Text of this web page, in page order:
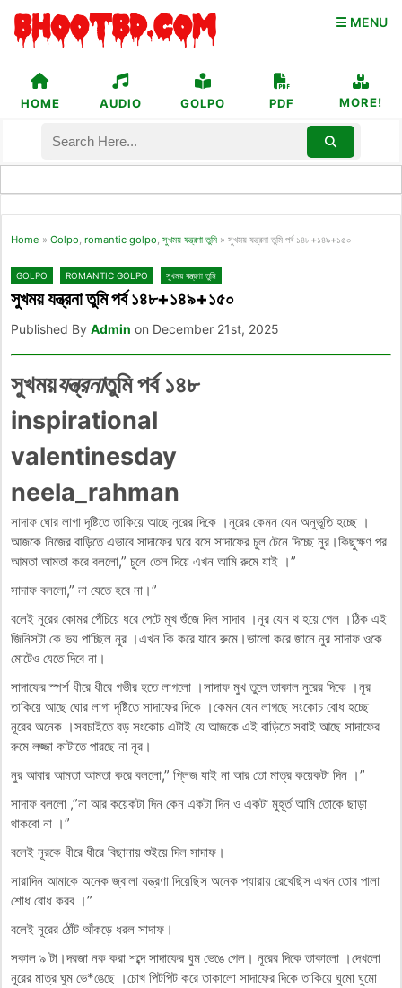
☰ MENU
HOME AUDIO GOLPO PDF MORE!
Home » Golpo, romantic golpo, সুখময় যন্ত্রণা তুমি » সুখময় যন্ত্রনা তুমি পর্ব ১৪৮+১৪৯+১৫০
GOLPO ROMANTIC GOLPO সুখময় যন্ত্রণা তুমি
সুখময় যন্ত্রনা তুমি পর্ব ১৪৮+১৪৯+১৫০
Published By Admin on December 21st, 2025
সুখময়যন্ত্রনাতুমি পর্ব ১৪৮
inspirational
valentinesday
neela_rahman
সাদাফ ঘোর লাগা দৃষ্টিতে তাকিয়ে আছে নূরের দিকে ।নুরের কেমন যেন অনুভূতি হচ্ছে ।
আজকে নিজের বাড়িতে এভাবে সাদাফের ঘরে বসে সাদাফের চুল টেনে দিচ্ছে নুর।কিছুক্ষণ পর
আমতা আমতা করে বললো,” চুলে তেল দিয়ে এখন আমি রুমে যাই ।”
সাদাফ বললো,” না যেতে হবে না।”
বলেই নূরের কোমর পেঁচিয়ে ধরে পেটে মুখ গুঁজে দিল সাদাব ।নূর যেন থ হয়ে গেল ।ঠিক এই
জিনিসটা কে ভয় পাচ্ছিল নুর ।এখন কি করে যাবে রুমে।ভালো করে জানে নুর সাদাফ ওকে
মোটেও যেতে দিবে না।
সাদাফের স্পর্শ ধীরে ধীরে গভীর হতে লাগলো ।সাদাফ মুখ তুলে তাকাল নুরের দিকে ।নূর
তাকিয়ে আছে ঘোর লাগা দৃষ্টিতে সাদাফের দিকে ।কেমন যেন লাগছে সংকোচ বোধ হচ্ছে
নূরের অনেক ।সবচাইতে বড় সংকোচ এটাই যে আজকে এই বাড়িতে সবাই আছে সাদাফের
রুমে লজ্জা কাটাতে পারছে না নূর।
নুর আবার আমতা আমতা করে বললো,” প্লিজ যাই না আর তো মাত্র কয়েকটা দিন ।”
সাদাফ বললো ,”না আর কয়েকটা দিন কেন একটা দিন ও একটা মুহূর্ত আমি তোকে ছাড়া
থাকবো না ।”
বলেই নূরকে ধীরে ধীরে বিছানায় শুইয়ে দিল সাদাফ।
সারাদিন আমাকে অনেক জ্বালা যন্ত্রণা দিয়েছিস অনেক প্যারায় রেখেছিস এখন তোর পালা
শোধ বোধ করব ।”
বলেই নূরের ঠোঁট আঁকড়ে ধরল সাদাফ।
সকাল ৯ টা।দরজা নক করা শব্দে সাদাফের ঘুম ভেঙে গেল। নূরের দিকে তাকালো ।দেখলো
নূরের মাত্র ঘুম ভে*ঙেছে ।চোখ পিটপিট করে তাকালো সাদাফের দিকে তাকিয়ে ঘুমো ঘুমো